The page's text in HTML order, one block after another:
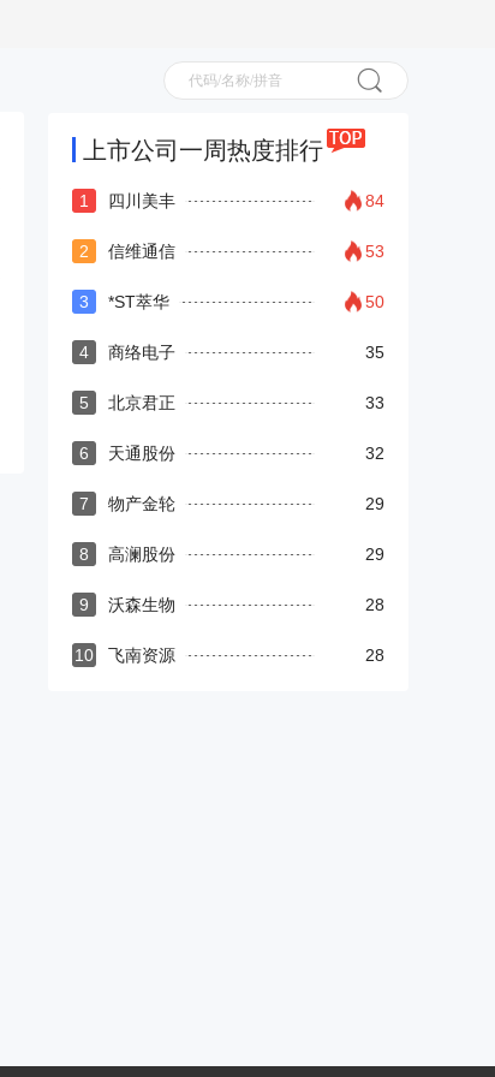
上市公司一周热度排行
1 四川美丰 84
2 信维通信 53
3 *ST萃华 50
4 商络电子 35
5 北京君正 33
6 天通股份 32
7 物产金轮 29
8 高澜股份 29
9 沃森生物 28
10 飞南资源 28